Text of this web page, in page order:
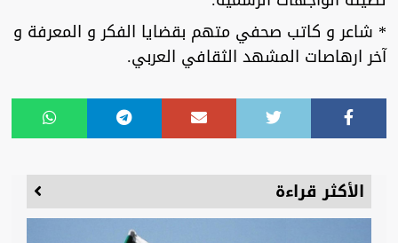
* شاعر و كاتب صحفي متهم بقضايا الفكر و المعرفة و
آخر ارهاصات المشهد الثقافي العربي.
الأكثر قراءة